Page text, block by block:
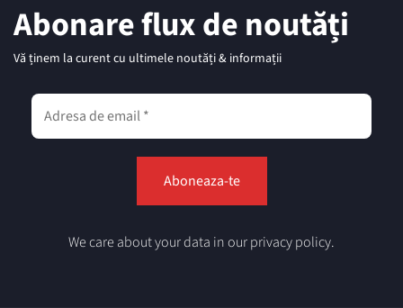
Abonare flux de noutăți
Vă ținem la curent cu ultimele noutăți & informații
We care about your data in our privacy policy.